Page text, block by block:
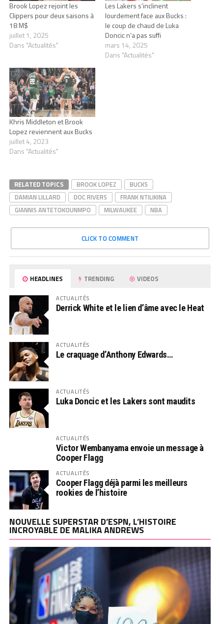
Brook Lopez rejoint les
Clippers pour deux saisons à
18 M$
juillet 1, 2025
Dans "Actualités"
Les Lakers s’inclinent
lourdement face aux Bucks :
le coup de chaud de Luka
Doncic n’a pas suffi
mars 14, 2025
Dans "Actualités"
Khris Middleton et Brook
Lopez reviennent aux Bucks
juillet 4, 2023
Dans "Actualités"
RELATED TOPICS BROOK LOPEZ
BUCKS
DAMIAN LILLARD
DOC RIVERS
FRANK NTILIKINA
GIANNIS ANTETOKOUNMPO
MILWAUKEE NBA
CLICK TO COMMENT
HEADLINES TRENDING VIDEOS
ACTUALITÉS
Derrick White et le lien d’âme avec le Heat
ACTUALITÉS
Le craquage d’Anthony Edwards…
ACTUALITÉS
Luka Doncic et les Lakers sont maudits
ACTUALITÉS
Victor Wembanyama envoie un message à
Cooper Flagg
ACTUALITÉS
Cooper Flagg déjà parmi les meilleurs
rookies de l’histoire
NOUVELLE SUPERSTAR D’ESPN, L’HISTOIRE
INCROYABLE DE MALIKA ANDREWS